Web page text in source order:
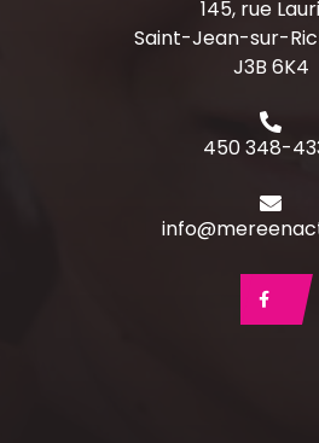
145, rue
Saint-Jean-sur-
J3B 6K4
450 348-